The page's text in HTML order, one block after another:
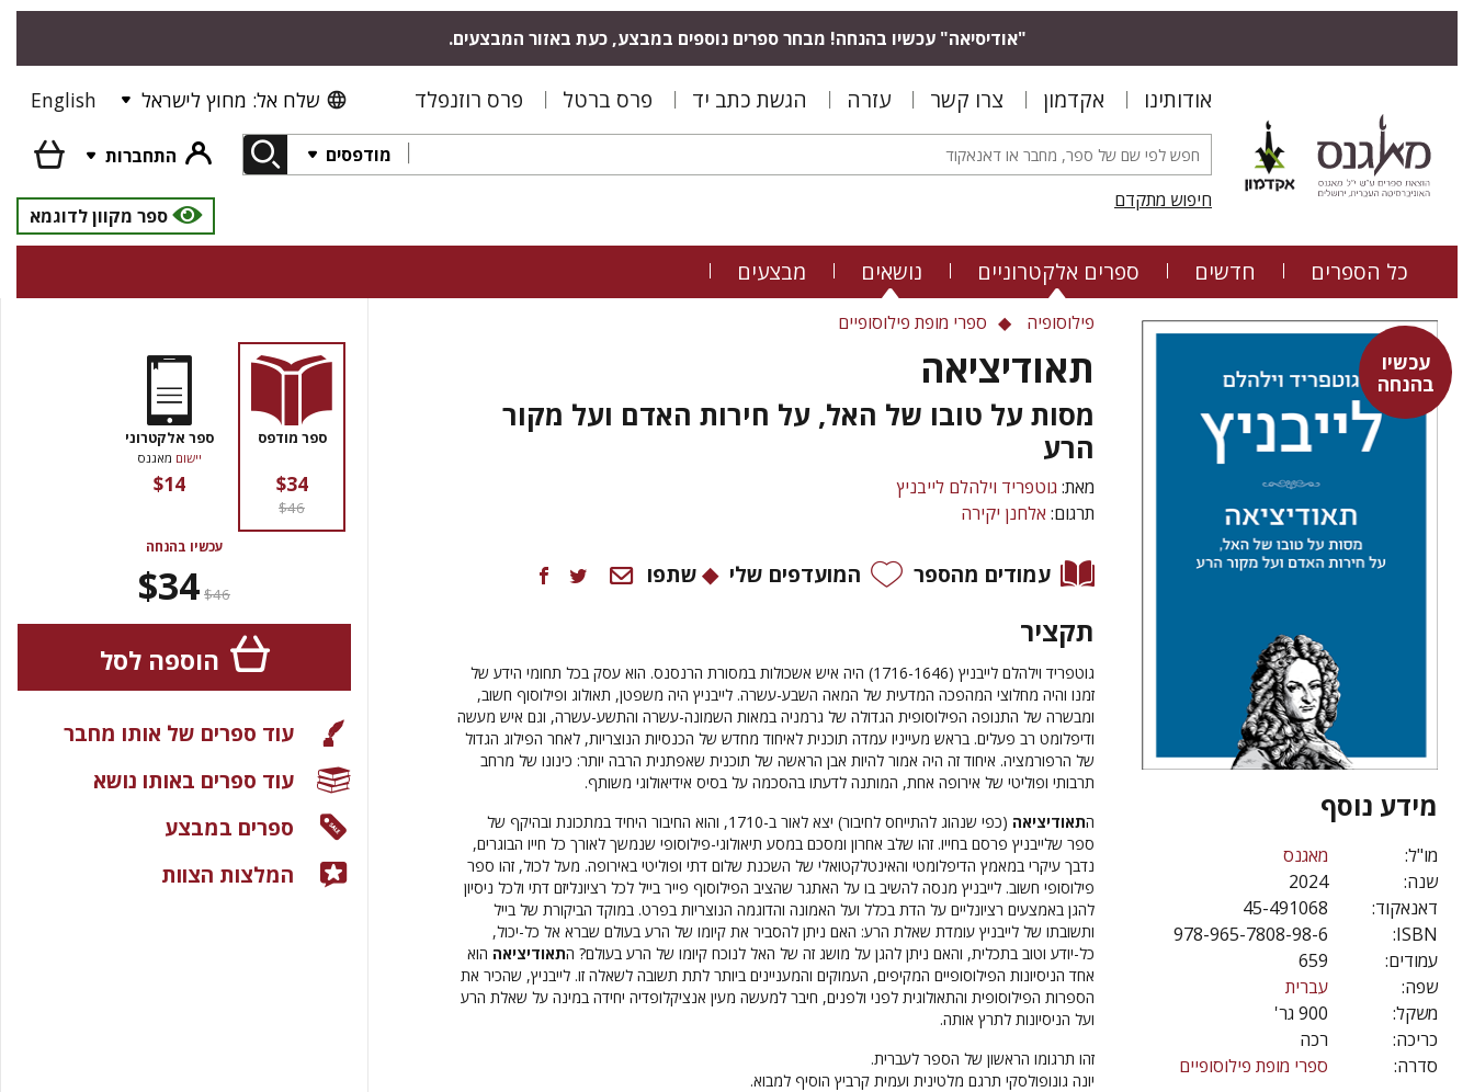
"אודיסיאה" עכשיו בהנחה! מבחר ספרים נוספים במבצע, כעת באזור המבצעים.
אודותינו אקדמון צרו קשר עזרה הגשת כתב יד פרס ברטל פרס רוזנפלד שלח אל: מחוץ לישראל English
מודפסים
התחברות
חיפוש מתקדם
ספר מקוון לדוגמא
כל הספרים חדשים ספרים אלקטרוניים נושאים מבצעים
עכשיו
בהנחה
מידע נוסף
מו"ל:
מאגנס
שנה:
2024
דאנאקוד:
45-491068
ISBN:
978-965-7808-98-6
עמודים:
659
שפה:
עברית
משקל:
900 גר'
כריכה:
רכה
סדרה:
ספרי מופת פילוסופיים
פילוסופיה ספרי מופת פילוסופיים
תאודיציאה
מסות על טובו של האל, על חירות האדם ועל מקור
הרע
מאת: גוטפריד וילהלם לייבניץ
תרגום: אלחנן יקירה
עמודים מהספר המועדפים שלי שתפו
תקציר
גוטפריד וילהלם לייבניץ (1716-1646) היה איש אשכולות במסורת הרנסנס. הוא עסק בכל תחומי הידע של
זמנו והיה מחלוצי המהפכה המדעית של המאה השבע-עשרה. לייבניץ היה משפטן, תאולוג ופילוסוף חשוב,
ומבשרה של התנופה הפילוסופית הגדולה של גרמניה במאות השמונה-עשרה והתשע-עשרה, וגם איש מעשה
ודיפלומט רב פעלים. בראש מעייניו עמדה תוכנית לאיחוד מחדש של הכנסיות הנוצריות, לאחר הפילוג הגדול
של הרפורמציה. איחוד זה היה אמור להיות אבן הראשה של תוכנית שאפתנית הרבה יותר: כינונו של מרחב
תרבותי ופוליטי של אירופה אחת, המותנה לדעתו בהסכמה על בסיס אידיאולוגי משותף.
התאודיציאה
(כפי שנהוג להתייחס לחיבור) יצא לאור ב-1710, והוא החיבור היחיד במתכונת ובהיקף של
ספר שלייבניץ פרסם בחייו. זהו שלב אחרון ומסכם במסע תיאולוגי-פילוסופי שנמשך לאורך כל חייו הבוגרים,
נדבך עיקרי במאמץ הדיפלומטי והאינטלקטואלי של השכנת שלום דתי ופוליטי באירופה. מעל לכול, זהו ספר
פילוסופי חשוב. לייבניץ מנסה להשיב בו על האתגר שהציב הפילוסוף פייר בייל לכל רציונליזם דתי ולכל ניסיון
להגן באמצעים רציונליים על הדת בכלל ועל האמונה והדוגמה הנוצריות בפרט. במוקד הביקורת של בייל
ותשובתו של לייבניץ עומדת שאלת הרע: האם ניתן להסביר את קיומו של הרע בעולם שברא אל כל-יכול,
כל-יודע וטוב בתכלית, והאם ניתן להגן על מושג זה של האל לנוכח קיומו של הרע בעולם? התאודיציאה הוא
אחד הניסיונות הפילוסופיים המקיפים, העמוקים והמעניינים ביותר לתת תשובה לשאלה זו. לייבניץ, שהכיר את
הספרות הפילוסופית והתאולוגית לפני ולפנים, חיבר למעשה מעין אנציקלופדיה יחידה במינה על שאלת הרע
ועל הניסיונות לתרץ אותה.
זהו תרגומו הראשון של הספר לעברית.
יונה גונופולסקי תרגם מלטינית ועמית קרביץ הוסיף למבוא.
ספר מודפס
$34
$46
ספר אלקטרוני
יישום מאגנס
$14
עכשיו בהנחה
$46
$34
הוספה לסל
עוד ספרים של אותו מחבר
עוד ספרים באותו נושא
ספרים במבצע
המלצות הצוות